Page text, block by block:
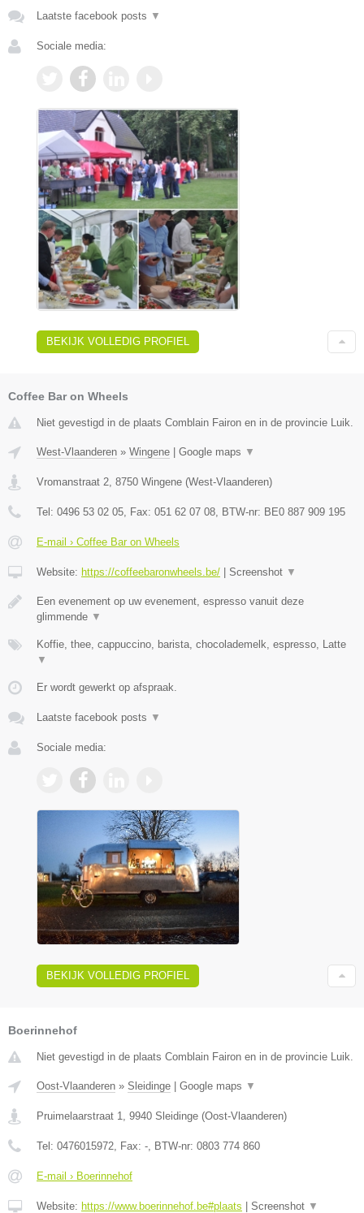
Laatste facebook posts ▼
Sociale media:
BEKIJK VOLLEDIG PROFIEL
Coffee Bar on Wheels
Niet gevestigd in de plaats Comblain Fairon en in de provincie Luik.
West-Vlaanderen » Wingene Google maps ▼
Vromanstraat 2 8750 Wingene (West-Vlaanderen)
Tel: 0496 53 02 05 , Fax: 051 62 07 08 , BTW-nr: BE0 887 909 195
E-mail › Coffee Bar on Wheels
Website: https://coffeebaronwheels.be/ Screenshot ▼
Een evenement op uw evenement, espresso vanuit deze
glimmende ▼
Koffie, thee, cappuccino, barista, chocolademelk, espresso, Latte
▼
Er wordt gewerkt op afspraak.
Laatste facebook posts ▼
Sociale media:
BEKIJK VOLLEDIG PROFIEL
Boerinnehof
Niet gevestigd in de plaats Comblain Fairon en in de provincie Luik.
Oost-Vlaanderen » Sleidinge | Google maps ▼
Pruimelaarstraat 1 9940 Sleidinge (Oost-Vlaanderen)
Tel: 0476015972 , Fax: - , BTW-nr: 0803 774 860
E-mail › Boerinnehof
Website: https://www.boerinnehof.be#plaats | Screenshot ▼